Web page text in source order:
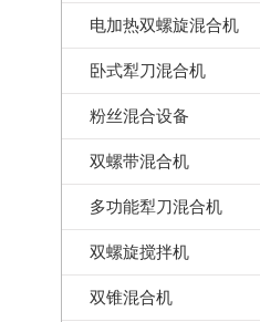
电加热双螺旋混合机
卧式犁刀混合机
粉丝混合设备
双螺带混合机
多功能犁刀混合机
双螺旋搅拌机
双锥混合机